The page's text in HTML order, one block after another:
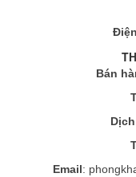
Bán
Email: